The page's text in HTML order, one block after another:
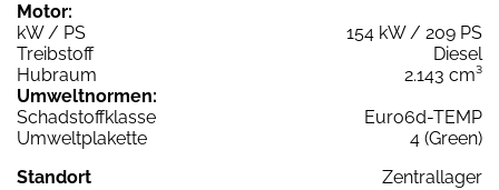
Motor:
kW / PS
154 kW / 209 PS
Treibstoff
Diesel
Hubraum
2.143 cm³
Umweltnormen:
Schadstoffklasse
Euro6d-TEMP
Umweltplakette
4 (Green)
Standort
Zentrallager